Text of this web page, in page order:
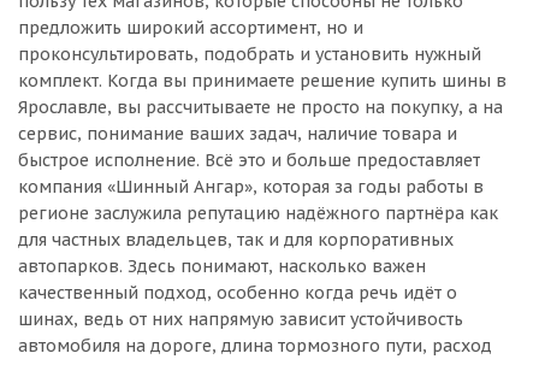
предложить широкий ассортимент, но и
проконсультировать, подобрать и установить нужный
комплект. Когда вы принимаете решение купить шины в
Ярославле, вы рассчитываете не просто на покупку, а на
сервис, понимание ваших задач, наличие товара и
быстрое исполнение. Всё это и больше предоставляет
компания «Шинный Ангар», которая за годы работы в
регионе заслужила репутацию надёжного партнёра как
для частных владельцев, так и для корпоративных
автопарков. Здесь понимают, насколько важен
качественный подход, особенно когда речь идёт о
шинах, ведь от них напрямую зависит устойчивость
автомобиля на дороге, длина тормозного пути, расход